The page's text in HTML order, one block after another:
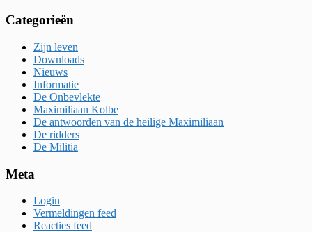
Categorieën
Zijn leven
Downloads
Nieuws
Informatie
De Onbevlekte
Maximiliaan Kolbe
De antwoorden van de heilige Maximiliaan
De ridders
De Militia
Meta
Login
Vermeldingen feed
Reacties feed